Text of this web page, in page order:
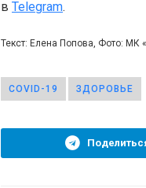
в Telegram.
Текст: Елена Попова, Фото: МК
COVID-19 ЗДОРОВЬЕ